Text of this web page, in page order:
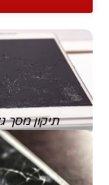
תיקון מסך